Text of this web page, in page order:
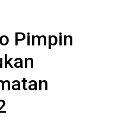
Pimpin